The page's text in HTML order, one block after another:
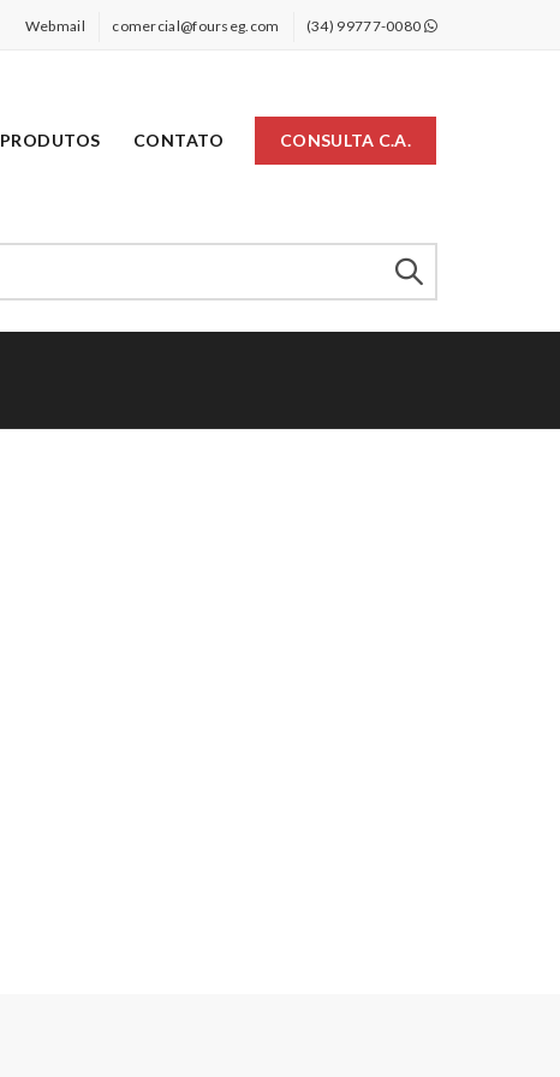
Webmail comercial@fourseg.com (34) 99777-0080
PRODUTOS CONTATO CONSULTA C.A.